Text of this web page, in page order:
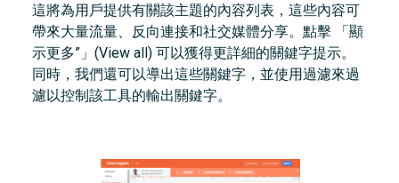
這將為用戶提供有關該主題的內容列表，這些內容可
帶來大量流量、反向連接和社交媒體分享。點擊 「顯
示更多”」(View all) 可以獲得更詳細的關鍵字提示。
同時，我們還可以導出這些關鍵字，並使用過濾來過
濾以控制該工具的輸出關鍵字。